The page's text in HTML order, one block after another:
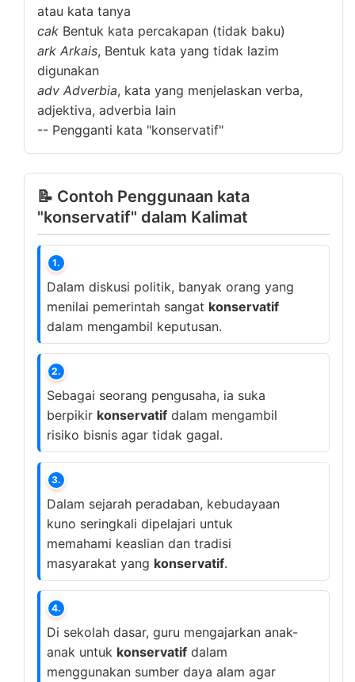
atau kata tanya
cak Bentuk kata percakapan (tidak baku)
ark Arkais, Bentuk kata yang tidak lazim
digunakan
adv Adverbia, kata yang menjelaskan verba,
adjektiva, adverbia lain
-- Pengganti kata "konservatif"
📝 Contoh Penggunaan kata
"konservatif" dalam Kalimat
1.
Dalam diskusi politik, banyak orang yang
menilai pemerintah sangat konservatif
dalam mengambil keputusan.
2.
Sebagai seorang pengusaha, ia suka
berpikir konservatif dalam mengambil
risiko bisnis agar tidak gagal.
3.
Dalam sejarah peradaban, kebudayaan
kuno seringkali dipelajari untuk
memahami keaslian dan tradisi
masyarakat yang konservatif.
4.
Di sekolah dasar, guru mengajarkan anak-
anak untuk konservatif dalam
menggunakan sumber daya alam agar